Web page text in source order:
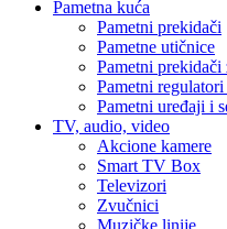
Pametna kuća
Pametni prekidači
Pametne utičnice
Pametni prekidači
Pametni
Pametni uređaji i
TV, audio, video
Akcione kamere
Smart TV Box
Televizori
Zvučnici
Muzičke linije